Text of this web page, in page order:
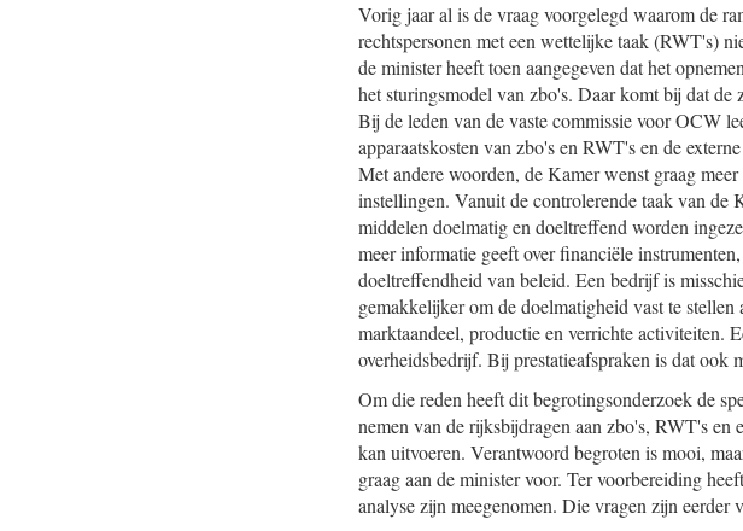
Vorig jaar al is de vraag voorgelegd waarom de
rechtspersonen met een wettelijke taak (RWT's)
de minister heeft toen aangegeven dat het
het sturingsmodel van zbo's. Daar komt bij dat
Bij de leden van de vaste commissie voor OCW
apparaatskosten van zbo's en RWT's en de
Met andere woorden, de Kamer wenst graag
instellingen. Vanuit de controlerende taak van de
middelen doelmatig en doeltreffend worden
meer informatie geeft over financiële
doeltreffendheid van beleid. Een bedrijf is
gemakkelijker om de doelmatigheid vast te
marktaandeel, productie en verrichte activiteiten.
overheidsbedrijf. Bij prestatieafspraken is dat ook
Om die reden heeft dit begrotingsonderzoek de
nemen van de rijksbijdragen aan zbo's, RWT's en
kan uitvoeren. Verantwoord begroten is mooi,
graag aan de minister voor. Ter voorbereiding
analyse zijn meegenomen. Die vragen zijn eerder